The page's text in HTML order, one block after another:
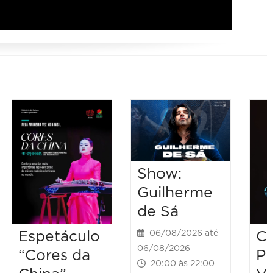
Espetáculo
“Cores da
Show:
Guilherme
de Sá
06/08/2026 até
06/08/2026
20:00 às 22:00